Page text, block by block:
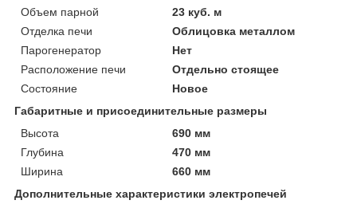
Объем парной
23 куб. м
Отделка печи
Облицовка металлом
Парогенератор
Нет
Расположение печи
Отдельно стоящее
Состояние
Новое
Габаритные и присоединительные размеры
Высота
690 мм
Глубина
470 мм
Ширина
660 мм
Дополнительные характеристики электропечей